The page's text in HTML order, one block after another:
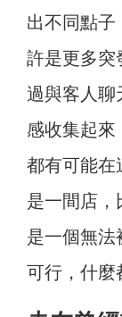
出不同點子
許是更多突
過與客人聊
感收集起來
都有可能在
是一間店，
是一個無法
可行，什麼